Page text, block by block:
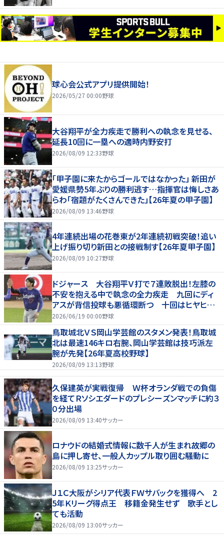
球心会公式アプリ提供開始！
2026/05/27 00:00野球
大谷翔平が全力疾走で勝利への執念を見せる、
延長10回に一塁への適時内野安打
2026/08/09 12:33野球
「甲子園に来たからゴールではなかった」 新田が
愛媛県勢5年ぶりの勝利逃す…指揮官は悔しさあ
らわ「宿題がたくさんできた」【26年夏の甲子園】
2026/08/09 13:46野球
4年連続出場の花巻東が2年連続初戦突破！追い
上げ振り切り新田との接戦制す【26年夏甲子園】
2026/08/09 10:27野球
ドジャース 大谷翔平Ｖ打で７連敗脱出！左膝の
不安を抱える中で執念の全力疾走 九回にディ
アスが背信投球も悪循環断つ 十回はヒヤヒヤ
もリード守る
2026/06/19 00:00野球
鳥取城北ＶＳ岡山学芸館のスタメン発表！鳥取城
北は最速146キロ右腕、岡山学芸館は技巧派左
腕が先発【26年夏高校野球】
2026/08/09 13:13野球
久保建英が実戦復帰 Ｗ杯オランダ戦での負傷
を経てＲソシエダードのプレシーズンマッチに約３
０分出場
2026/08/09 13:40サッカー
ロナウドの結婚式情報に数千人が生まれ故郷の
島に押し寄せ、一般人カップル取り囲む騒動に
2026/08/09 13:25サッカー
Ｊ１Ｃ大阪がシリア代表ＦＷサバックを獲得へ 2
5年Ｋリーグ得点王 移籍金発生せず 歌手とし
ても活動
2026/08/09 13:00サッカー